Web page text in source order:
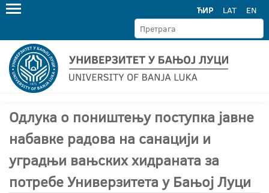
ЋИР LAT EN
Одлука о поништењу поступка јавне
набавке радова на санацији и
уградњи вањских хидраната за
потребе Универзитета у Бањој Луци